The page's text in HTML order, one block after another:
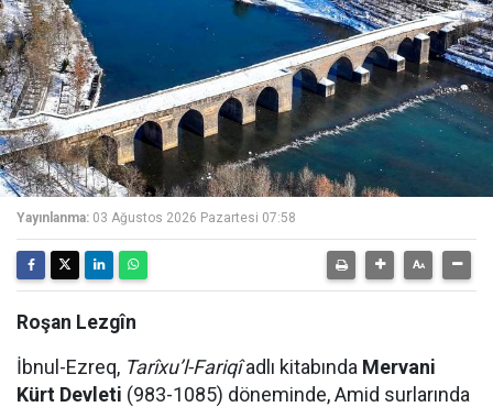
Yayınlanma: 03 Ağustos 2026 Pazartesi 07:58
Roşan Lezgîn
İbnul-Ezreq, Tarîxu’l-Fariqîadlı kitabında Mervani
Kürt Devleti (983-1085) döneminde, Amid surlarında